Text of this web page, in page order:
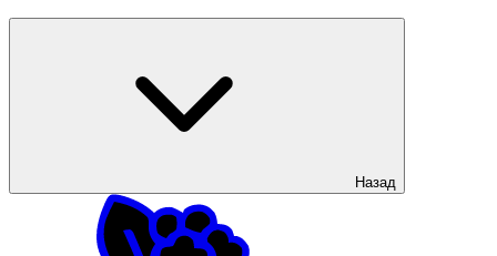
Назад